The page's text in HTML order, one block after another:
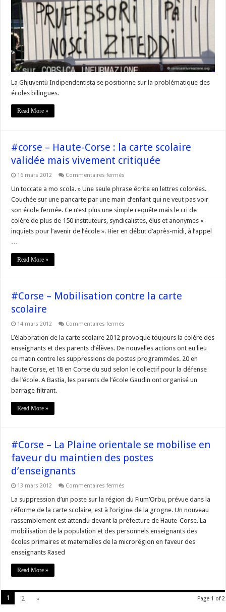
positionne
problématique
des
écoles
bilingues.
La Ghjuventù Indipendentista se positionne sur la problématique des
écoles bilingues.
Read More »
#corse – Haute-Corse : la carte scolaire
validée mais vivement critiquée
16 mars 2012 Commentaires fermés
–
Corse
:
la
carte
scolaire
validée
Un toccate a mo scola. » Une seule phrase écrite en lettres colorées.
Couchée sur une pancarte par une main d’enfant qui ne veut pas voir
son école fermée. Ce n’est plus une simple requête mais le cri de
colère de plus de 150 instituteurs, syndicalistes, élus et anonymes «
inquiets pour l’avenir de l’école ». Hier en début d’après-midi, à l’appel
Read More »
#Corse – Mobilisation contre la carte
scolaire
14 mars 2012 Commentaires fermés
–
Mobilisation
contre
la
carte
scolaire
L’élaboration de la carte scolaire 2012 provoque toujours la colère des
enseignants et des parents d’élèves. De nouvelles actions ont eu lieu
ce matin contre les suppressions de postes programmées. 20 en
haute Corse, et 18 en Corse du sud selon le collectif pour la défense
de l’école. A Bastia, les parents de l’école Gaudin ont organisé un
barrage filtrant.
Read More »
#Corse – La Plaine orientale se mobilise en
faveur du maintien des postes
d’enseignants
13 mars 2012 Commentaires fermés
–
Plaine
orientale
se
mobilise
en
faveur
La suppression d’un poste sur la région du Fium’Orbu, prévue dans la
réforme de la carte scolaire, est à l’origine de la grogne. Un nouveau
rassemblement est attendu devant la préfecture de Haute-Corse. La
mobilisation de la population et des personnels enseignants des
écoles primaires et maternelles de la microrégion en faveur des
enseignants Rased
Read More »
Page 1 of 2
1 2 »